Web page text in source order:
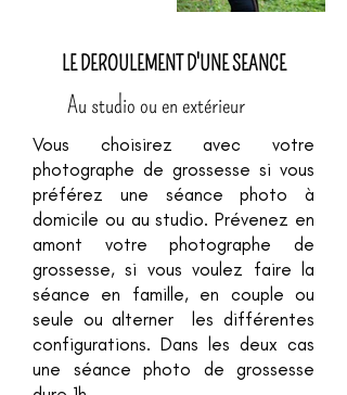
LE DEROULEMENT D'UNE SEANCE
Au studio ou en extérieur
Vous choisirez avec votre
photographe de grossesse si vous
préférez une séance photo à
domicile ou au studio. Prévenez en
amont votre photographe de
grossesse, si vous voulez faire la
séance en famille, en couple ou
seule ou alterner les différentes
configurations. Dans les deux cas
une séance photo de grossesse